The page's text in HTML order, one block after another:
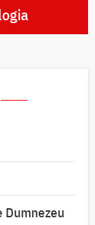
Dumnezeu